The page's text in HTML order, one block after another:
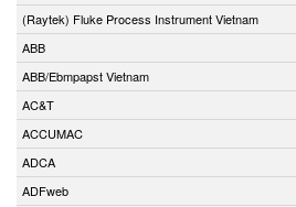
(Raytek) Fluke Process Instrument Vietnam
ABB
ABB/Ebmpapst Vietnam
AC&T
ACCUMAC
ADCA
ADFweb